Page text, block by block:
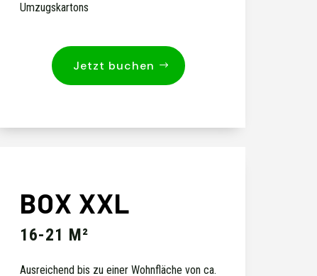
Umzugskartons
Jetzt buchen
BOX XXL
16-21 M²
Ausreichend bis zu einer Wohnfläche von ca.